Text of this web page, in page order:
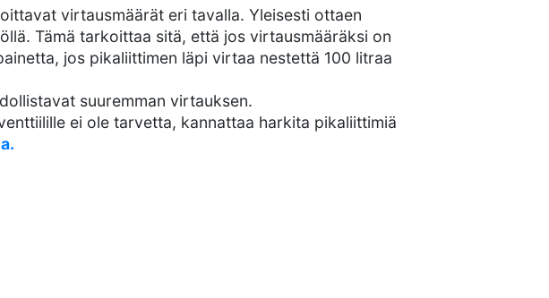
virtausmäärät eri tavalla. Yleisesti ottaen
Tämä tarkoittaa sitä, että jos virtausmääräksi on
jos pikaliittimen läpi virtaa nestettä 100 litraa
suuremman virtauksen.
ei ole tarvetta, kannattaa harkita pikaliittimiä